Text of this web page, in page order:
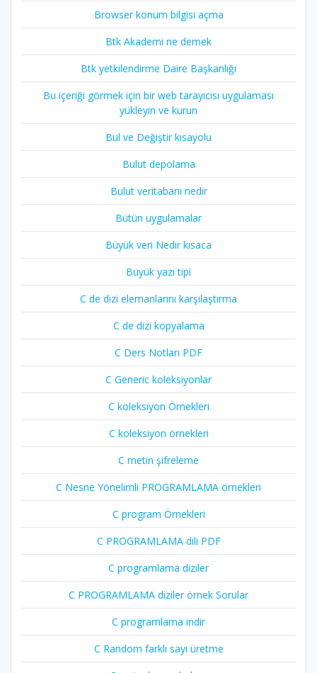
Browser konum bilgisi açma
Btk Akademi ne demek
Btk yetkilendirme Daire Başkanlığı
Bu içeriği görmek için bir web tarayıcısı uygulaması
yükleyin ve kurun
Bul ve Değiştir kısayolu
Bulut depolama
Bulut veritabanı nedir
Bütün uygulamalar
Büyük veri Nedir kısaca
Büyük yazı tipi
C de dizi elemanlarını karşılaştırma
C de dizi kopyalama
C Ders Notları PDF
C Generic koleksiyonlar
C koleksiyon Örnekleri
C koleksiyon örnekleri
C metin şifreleme
C Nesne Yönelimli PROGRAMLAMA örnekleri
C program Örnekleri
C PROGRAMLAMA dili PDF
C programlama diziler
C PROGRAMLAMA diziler örnek Sorular
C programlama indir
C Random farklı sayı üretme